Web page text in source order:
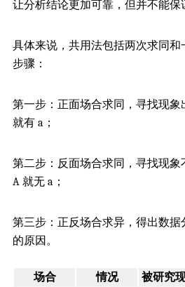
让分析结论更加可靠，但并不能保
具体来说，共用法包括两次求同和
步骤：
第一步：正面场合求同，寻找现象
就有 a；
第二步：反面场合求同，寻找现
A 就无 a；
第三步：正反场合求异，得出数据
的原因。
场合 情况
被研究